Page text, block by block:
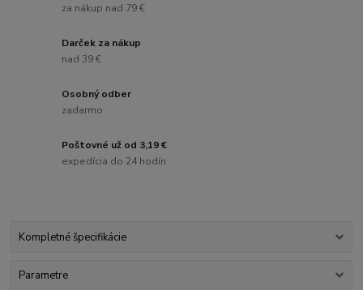
za nákup nad 79 €
Darček za nákup
nad 39 €
Osobný odber
zadarmo
Poštovné už od 3,19 €
expedícia do 24 hodín
Kompletné špecifikácie
Parametre